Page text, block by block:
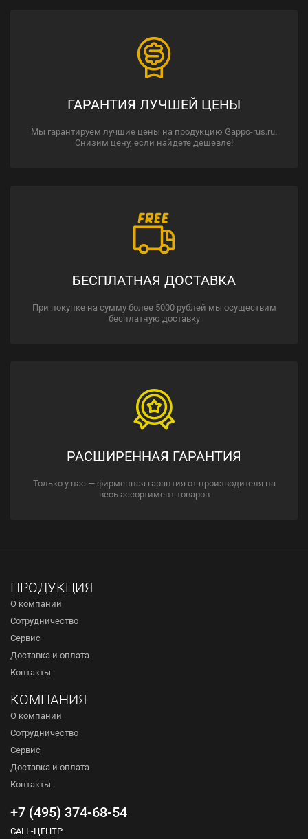
ГАРАНТИЯ ЛУЧШЕЙ ЦЕНЫ
Мы гарантируем лучшие цены на продукцию Gappo-rus.ru.
Снизим цену, если найдете дешевле!
БЕСПЛАТНАЯ ДОСТАВКА
При покупке на сумму более 5000 рублей мы осуществим
бесплатную доставку
РАСШИРЕННАЯ ГАРАНТИЯ
Только у нас — фирменная гарантия от производителя на
весь ассортимент товаров
ПРОДУКЦИЯ
О компании
Сотрудничество
Сервис
Доставка и оплата
Контакты
КОМПАНИЯ
О компании
Сотрудничество
Сервис
Доставка и оплата
Контакты
+7 (495) 374-68-54
CALL-ЦЕНТР